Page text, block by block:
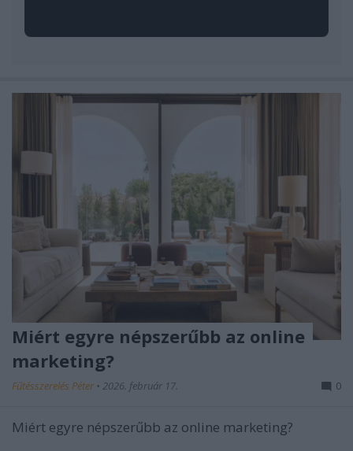
Miért egyre népszerűbb az online
marketing?
Fűtésszerelés Péter • 2026. február 17. 0
Miért egyre népszerűbb az online marketing?